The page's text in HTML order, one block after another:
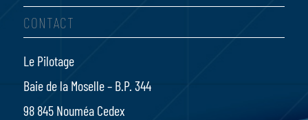
CONTACT
Le Pilotage
Baie de la Moselle – B.P. 344
98 845 Nouméa Cedex